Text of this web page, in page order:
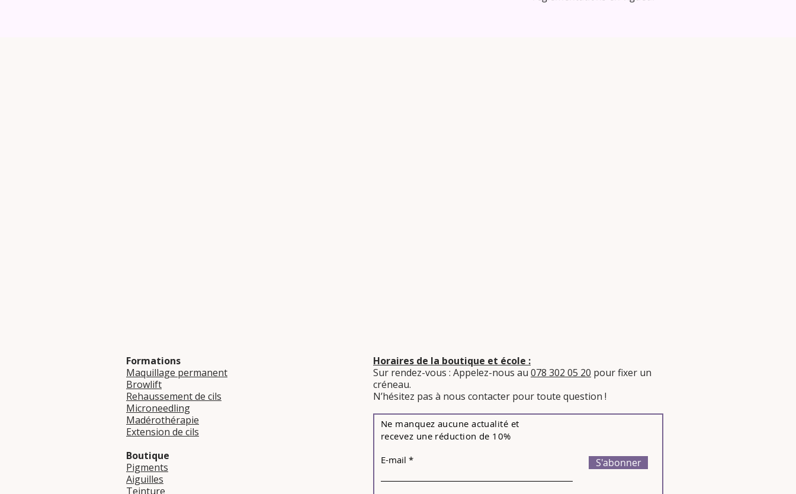
Formations
Maquillage permanent
Browlift
Rehaussement de cils
Microneedling
Madérothérapie
Extension de cils
Boutique
Pigments
Aiguilles
Teinture
Horaires de la boutique et école :
Sur rendez-vous : Appelez-nous au 078 302 05 20 pour fixer un
créneau.
​N’hésitez pas à nous contacter pour toute question !​
Ne manquez aucune actualité et
recevez une réduction de 10%
E-mail
S'abonner